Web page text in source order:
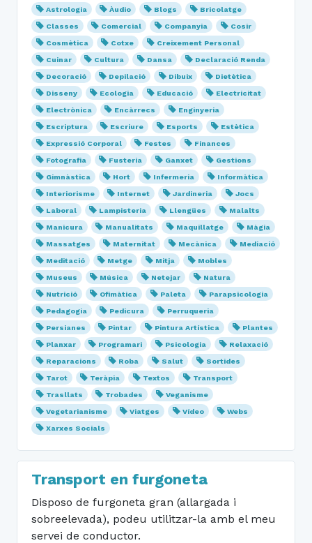
Astrologia
Àudio Blogs
Bricolatge
Classes
Comercial Companyia
Cosir
Cosmètica
Cotxe
Creixement Personal
Cuinar
Cultura Dansa
Declaració Renda
Decoració
Depilació Dibuix
Dietètica
Disseny
Ecologia Educació
Electricitat
Electrònica
Encàrrecs
Enginyeria
Escriptura
Escriure Esports
Estètica
Expressió Corporal
Festes
Finances
Fotografia
Fusteria Ganxet
Gestions
Gimnàstica
Hort Infermeria
Informàtica
Interiorisme
Internet Jardineria
Jocs
Laboral
Lampisteria Llengües
Malalts
Manicura
Manualitats Maquillatge
Màgia
Massatges
Maternitat Mecànica
Mediació
Meditació
Metge Mitja
Mobles
Museus
Música Netejar
Natura
Nutrició
Ofimàtica Paleta
Parapsicologia
Pedagogia
Pedicura
Perruqueria
Persianes
Pintar Pintura Artística
Plantes
Planxar
Programari Psicologia
Relaxació
Reparacions
Roba Salut
Sortides
Tarot
Teràpia Textos
Transport
Trasllats
Trobades
Veganisme
Vegetarianisme
Viatges Vídeo
Webs
Xarxes Socials
Transport en furgoneta
Disposo de furgoneta gran (allargada i
sobreelevada), podeu utilitzar-la amb el meu
servei de conductor.